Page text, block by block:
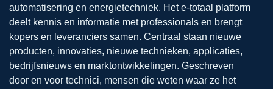
automatisering en energietechniek. Het e-totaal platform
deelt kennis en informatie met professionals en brengt
kopers en leveranciers samen. Centraal staan nieuwe
producten, innovaties, nieuwe technieken, applicaties,
bedrijfsnieuws en marktontwikkelingen. Geschreven
door en voor technici, mensen die weten waar ze het